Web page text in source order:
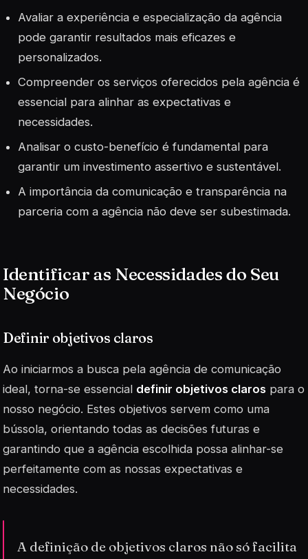
Avaliar a experiência e especialização da agência
pode garantir resultados mais eficazes e
personalizados.
Compreender os serviços oferecidos pela agência é
essencial para alinhar as expectativas e
necessidades.
Analisar o custo-benefício é fundamental para
garantir um investimento assertivo e sustentável.
A importância da comunicação e transparência na
parceria com a agência não deve ser subestimada.
Identificar as Necessidades do Seu
Negócio
Definir objetivos claros
Ao iniciarmos a busca pela agência de comunicação
ideal, torna-se essencial definir objetivos claros para o
nosso negócio. Estes objetivos servem como uma
bússola, orientando todas as decisões futuras e
garantindo que a agência escolhida possa alinhar-se
perfeitamente com as nossas expectativas e
necessidades.
A definição de objetivos claros não só facilita